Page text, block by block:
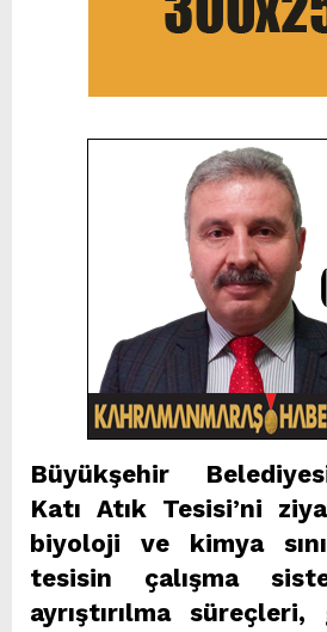
Büyükşehir
Katı Atık Tesisi’ni
biyoloji ve kimya
tesisin çalışma
ayrıştırılma